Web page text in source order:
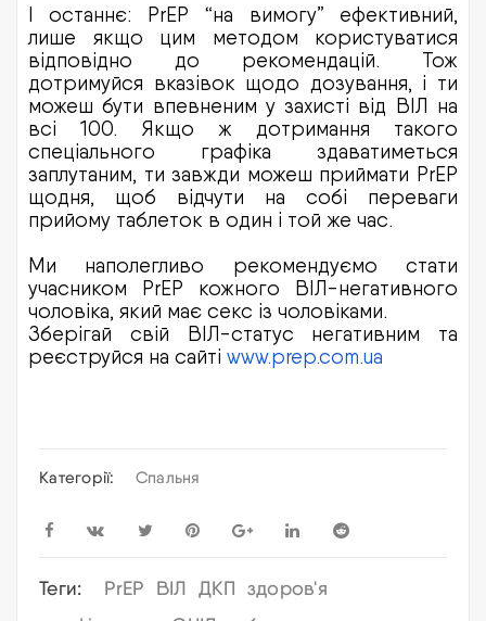
І останнє: PrEP “на вимогу” ефективний,
лише якщо цим методом користуватися
відповідно до рекомендацій. Тож
дотримуйся вказівок щодо дозування, і ти
можеш бути впевненим у захисті від ВІЛ на
всі 100. Якщо ж дотримання такого
спеціального графіка здаватиметься
заплутаним, ти завжди можеш приймати PrEP
щодня, щоб відчути на собі переваги
прийому таблеток в один і той же час.
Ми наполегливо рекомендуємо стати
учасником PrEP кожного ВІЛ-негативного
чоловіка, який має секс із чоловіками.
Зберігай свій ВІЛ-статус негативним та
реєструйся на сайті www.prep.com.ua
Категорії: Спальня
Теги: PrEP ВІЛ ДКП здоров'я